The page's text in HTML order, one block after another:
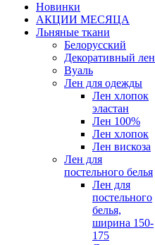
Новинки
АКЦИИ МЕСЯЦА
Льняные ткани
Белорусский
Декоративный лен
Вуаль
Лен для одежды
Лен хлопок
эластан
Лен 100%
Лен хлопок
Лен вискоза
Лен для
постельного белья
Лен для
постельного
белья,
ширина 150-
175